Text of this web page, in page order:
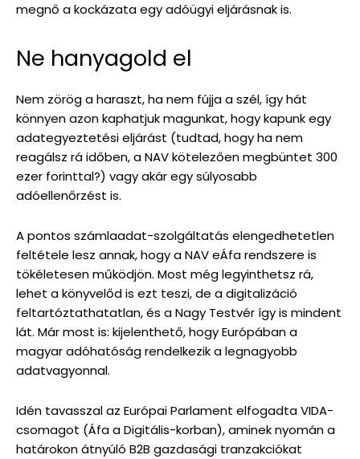
megnő a kockázata egy adóügyi eljárásnak is.
Ne hanyagold el
Nem zörög a haraszt, ha nem fújja a szél, így hát
könnyen azon kaphatjuk magunkat, hogy kapunk egy
adategyeztetési eljárást (tudtad, hogy ha nem
reagálsz rá időben, a NAV kötelezően megbüntet 300
ezer forinttal?) vagy akár egy súlyosabb
adóellenőrzést is.
A pontos számlaadat-szolgáltatás elengedhetetlen
feltétele lesz annak, hogy a NAV eÁfa rendszere is
tökéletesen működjön. Most még legyinthetsz rá,
lehet a könyvelőd is ezt teszi, de a digitalizáció
feltartóztathatatlan, és a Nagy Testvér így is mindent
lát. Már most is: kijelenthető, hogy Európában a
magyar adóhatóság rendelkezik a legnagyobb
adatvagyonnal.
Idén tavasszal az Európai Parlament elfogadta VIDA-
csomagot (Áfa a Digitális-korban), aminek nyomán a
határokon átnyúló B2B gazdasági tranzakciókat